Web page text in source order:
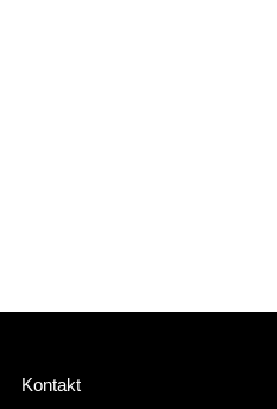
Kontakt